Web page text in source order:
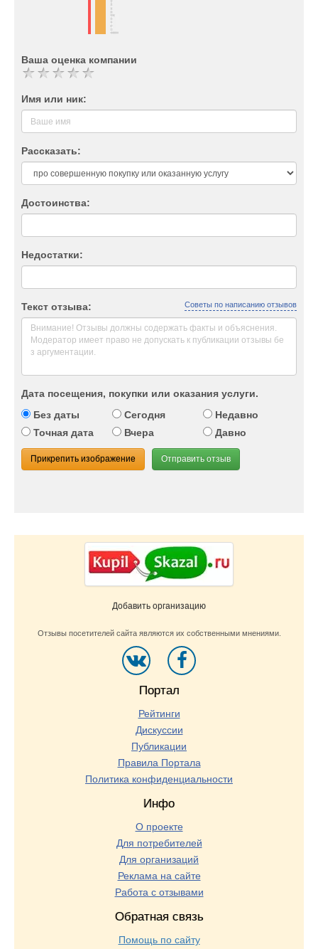
Ваша оценка компании
Имя или ник:
Рассказать:
Достоинства:
Недостатки:
Текст отзыва: Советы по написанию отзывов
Дата посещения, покупки или оказания услуги.
Без даты
Сегодня
Недавно
Точная дата
Вчера Давно
Прикрепить изображение Отправить отзыв
Добавить организацию
Отзывы посетителей сайта являются их собственными мнениями.
Портал
Рейтинги
Дискуссии
Публикации
Правила Портала
Политика конфиденциальности
Инфо
О проекте
Для потребителей
Для организаций
Реклама на сайте
Работа с отзывами
Обратная связь
Помощь по сайту